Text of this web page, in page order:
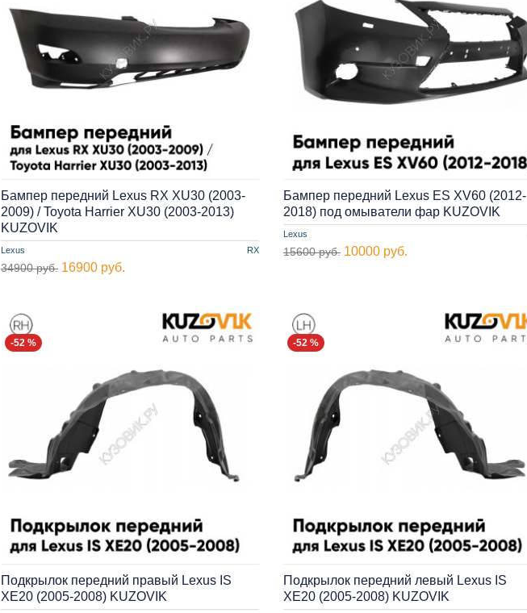
Lexus RX
Бампер передний Lexus RX XU30 (2003-
2009) / Toyota Harrier XU30 (2003-2013)
KUZOVIK
34900 руб. 16900 руб.
Lexus
Бампер передний Lexus ES XV60 (2012-
2018) под омыватели фар KUZOVIK
15600 руб. 10000 руб.
-52 %
Подкрылок передний правый Lexus IS
XE20 (2005-2008) KUZOVIK
-52 %
Подкрылок передний левый Lexus IS
XE20 (2005-2008) KUZOVIK